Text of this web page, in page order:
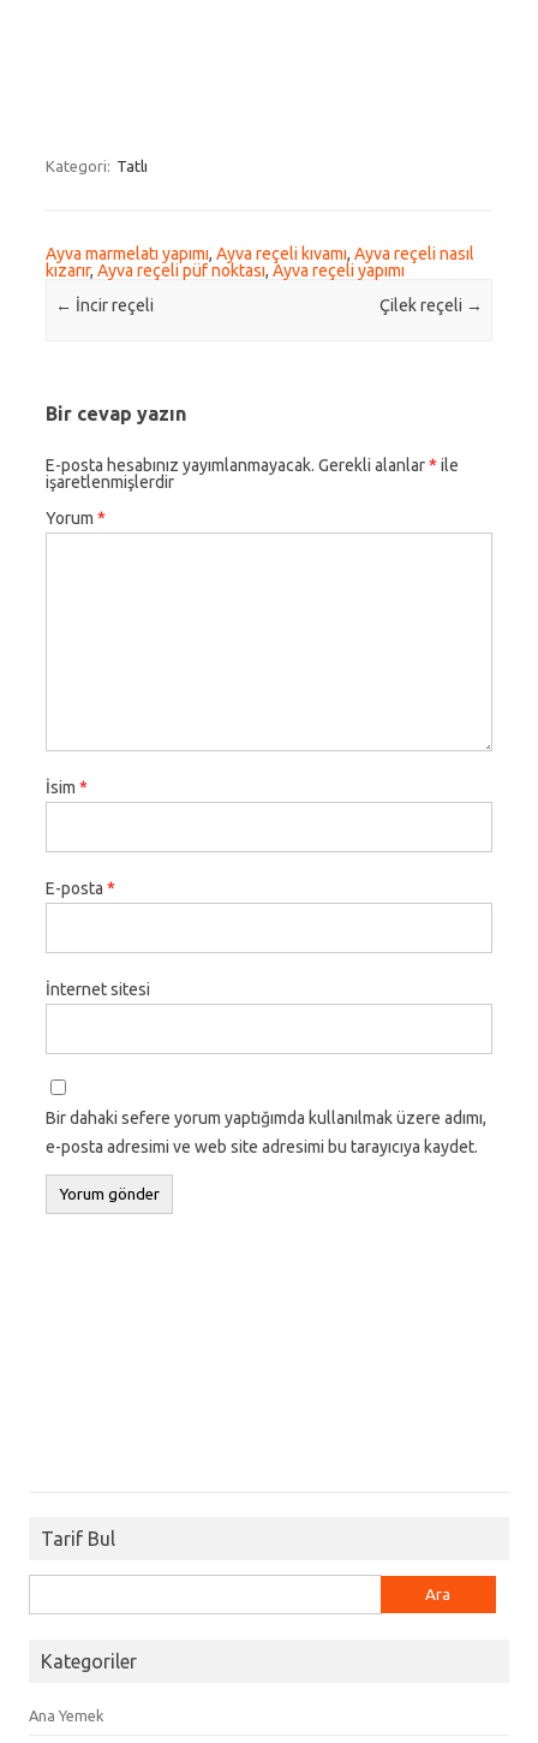
Kategori: Tatlı
Ayva marmelatı yapımı, Ayva reçeli kıvamı, Ayva reçeli nasıl
kızarır, Ayva reçeli püf noktası, Ayva reçeli yapımı
Post navigation
← İncir reçeli Çilek reçeli →
Bir cevap yazın
E-posta hesabınız yayımlanmayacak. Gerekli alanlar* ile
işaretlenmişlerdir
Yorum *
İsim *
E-posta *
İnternet sitesi
Bir dahaki sefere yorum yaptığımda kullanılmak üzere adımı,
e-posta adresimi ve web site adresimi bu tarayıcıya kaydet.
Tarif Bul
Kategoriler
Ana Yemek